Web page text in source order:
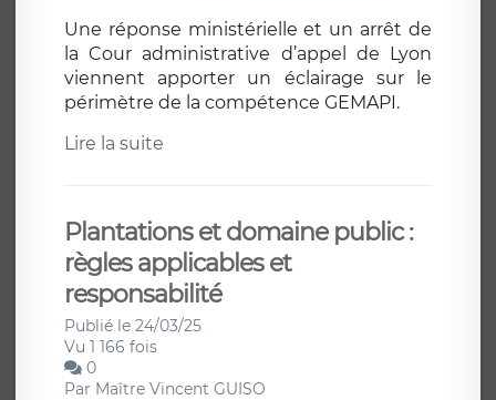
Une réponse ministérielle et un arrêt de
la Cour administrative d’appel de Lyon
viennent apporter un éclairage sur le
périmètre de la compétence GEMAPI.
Lire la suite
Plantations et domaine public :
règles applicables et
responsabilité
Publié le 24/03/25
Vu 1 166 fois
0
Par Maître Vincent GUISO